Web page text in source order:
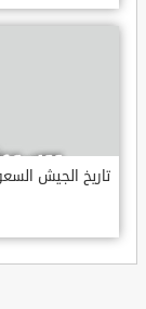
تاريخ الجيش